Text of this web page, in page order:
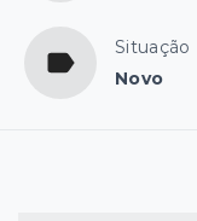
Situação
Novo